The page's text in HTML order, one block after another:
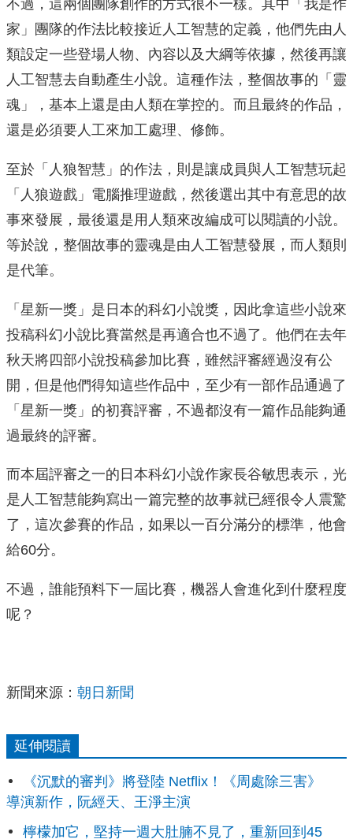
不過，這兩個團隊創作的方式很不一樣。其中「我是作
家」團隊的作法比較接近人工智慧的定義，他們先由人
類設定一些登場人物、內容以及大綱等依據，然後再讓
人工智慧去自動產生小說。這種作法，整個故事的「靈
魂」，基本上還是由人類在掌控的。而且最終的作品，
還是必須要人工來加工處理、修飾。
至於「人狼智慧」的作法，則是讓成員與人工智慧玩起
「人狼遊戲」電腦推理遊戲，然後選出其中有意思的故
事來發展，最後還是用人類來改編成可以閱讀的小說。
等於說，整個故事的靈魂是由人工智慧發展，而人類則
是代筆。
「星新一獎」是日本的科幻小說獎，因此拿這些小說來
投稿科幻小說比賽當然是再適合也不過了。他們在去年
秋天將四部小說投稿參加比賽，雖然評審經過沒有公
開，但是他們得知這些作品中，至少有一部作品通過了
「星新一獎」的初賽評審，不過都沒有一篇作品能夠通
過最終的評審。
而本屆評審之一的日本科幻小說作家長谷敏思表示，光
是人工智慧能夠寫出一篇完整的故事就已經很令人震驚
了，這次參賽的作品，如果以一百分滿分的標準，他會
給60分。
不過，誰能預料下一屆比賽，機器人會進化到什麼程度
呢？
新聞來源： 朝日新聞
延伸閱讀
《沉默的審判》將登陸 Netflix！《周處除三害》
導演新作，阮經天、王淨主演
檸檬加它，堅持一週大肚腩不見了，重新回到45